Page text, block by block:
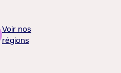
Voir nos
régions